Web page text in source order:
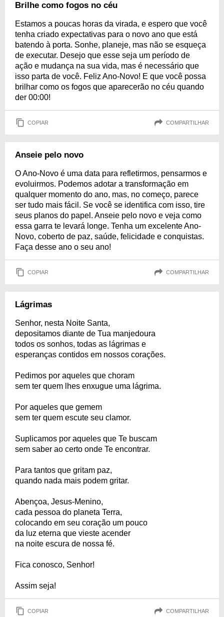
Brilhe como fogos no céu
Estamos a poucas horas da virada, e espero que você
tenha criado expectativas para o novo ano que está
batendo à porta. Sonhe, planeje, mas não se esqueça
de executar. Desejo que esse seja um período de
ação e mudança na sua vida, mas é necessário que
isso parta de você. Feliz Ano-Novo! E que você possa
brilhar como os fogos que aparecerão no céu quando
der 00:00!
COPIAR COMPARTILHAR
Anseie pelo novo
O Ano-Novo é uma data para refletirmos, pensarmos e
evoluirmos. Podemos adotar a transformação em
qualquer momento do ano, mas, no começo, parece
ser tudo mais fácil. Se você se identifica com isso, tire
seus planos do papel. Anseie pelo novo e veja como
essa garra te levará longe. Tenha um excelente Ano-
Novo, coberto de paz, saúde, felicidade e conquistas.
Faça desse ano o seu ano!
COPIAR COMPARTILHAR
Lágrimas
Senhor, nesta Noite Santa,
depositamos diante de Tua manjedoura
todos os sonhos, todas as lágrimas e
esperanças contidos em nossos corações.
Pedimos por aqueles que choram
sem ter quem lhes enxugue uma lágrima.
Por aqueles que gemem
sem ter quem escute seu clamor.
Suplicamos por aqueles que Te buscam
sem saber ao certo onde Te encontrar.
Para tantos que gritam paz,
quando nada mais podem gritar.
Abençoa, Jesus-Menino,
cada pessoa do planeta Terra,
colocando em seu coração um pouco
da luz eterna que vieste acender
na noite escura de nossa fé.
Fica conosco, Senhor!
Assim seja!
COPIAR COMPARTILHAR